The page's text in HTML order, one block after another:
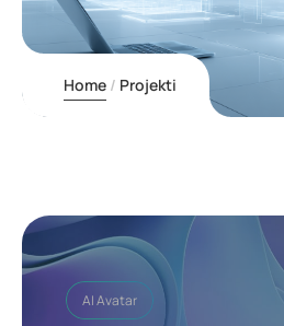
Home Projekti
AI Avatar